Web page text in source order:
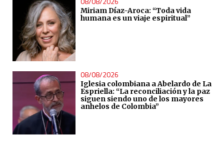
Miriam Díaz-Aroca: “Toda vida
humana es un viaje espiritual”
08/08/2026
Iglesia colombiana a Abelardo de La
Espriella: “La reconciliación y la paz
siguen siendo uno de los mayores
anhelos de Colombia”